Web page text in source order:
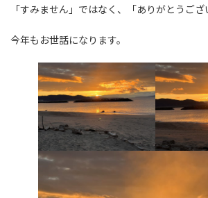
「すみません」ではなく、「ありがとうござ
今年もお世話になります。